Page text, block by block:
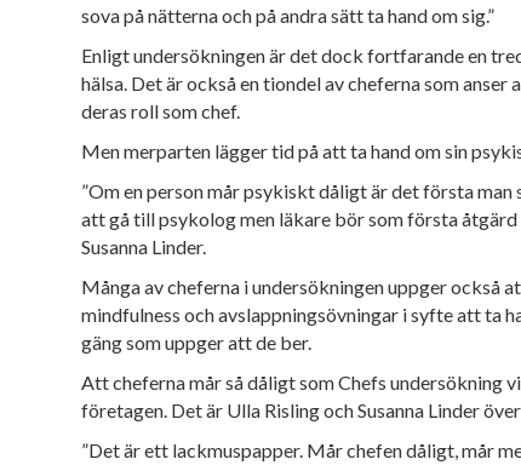
sova på nätterna och på andra sätt ta hand om sig.”
Enligt undersökningen är det dock fortfarande en
hälsa. Det är också en tiondel av cheferna som
deras roll som chef.
Men merparten lägger tid på att ta hand om sin
”Om en person mår psykiskt dåligt är det första
att gå till psykolog men läkare bör som första
Susanna Linder.
Många av cheferna i undersökningen uppger också
mindfulness och avslappningsövningar i syfte att ta
gäng som uppger att de ber.
Att cheferna mår så dåligt som Chefs undersökning
företagen. Det är Ulla Risling och Susanna Linder
”Det är ett lackmuspapper. Mår chefen dåligt, mår